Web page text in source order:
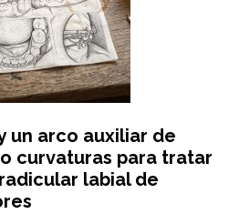
un arco auxiliar de
curvaturas para tratar
labial de